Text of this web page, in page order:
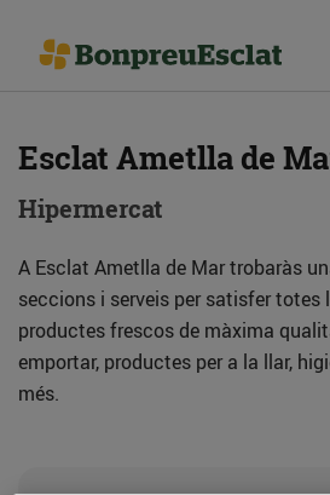
Esclat Ametlla de
Hipermercat
A Esclat Ametlla de Mar trobaràs
seccions i serveis per satisfer totes
productes frescos de màxima
emportar, productes per a la llar,
més.